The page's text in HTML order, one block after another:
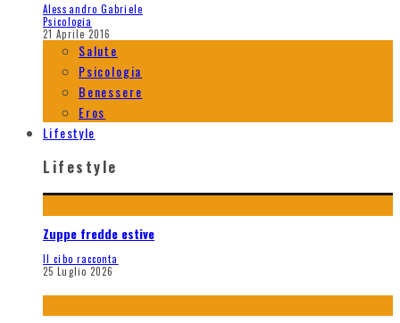
Alessandro Gabriele
Psicologia
21 Aprile 2016
Salute
Psicologia
Benessere
Eros
Lifestyle
Lifestyle
Zuppe fredde estive
Il cibo racconta
25 Luglio 2026